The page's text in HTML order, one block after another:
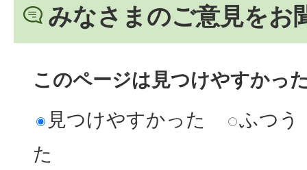
みなさまのご意見をお
このページは見つけやすかっ
見つけやすかった
ふつう
た